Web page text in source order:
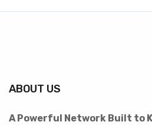
ABOUT US
A Powerful Network Built to